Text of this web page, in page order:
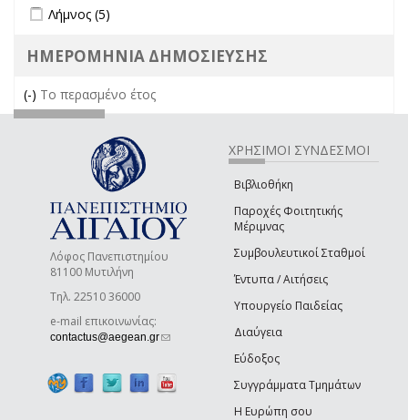
Apply Λήμνος filter
Λήμνος (5)
ΗΜΕΡΟΜΗΝΙΑ ΔΗΜΟΣΙΕΥΣΗΣ
(-) Remove Το περασμένο έτος filter
Το περασμένο έτος
Λόφος Πανεπιστημίου
81100 Μυτιλήνη
Τηλ. 22510 36000
e-mail επικοινωνίας:
contactus@aegean.gr(link sends e-mail)
ΧΡΗΣΙΜΟΙ ΣΥΝΔΕΣΜΟΙ
Βιβλιοθήκη
Παροχές Φοιτητικής
Μέριμνας
Συμβουλευτικοί Σταθμοί
Έντυπα / Αιτήσεις
Υπουργείο Παιδείας
Διαύγεια
Εύδοξος
Συγγράμματα Τμημάτων
Η Ευρώπη σου